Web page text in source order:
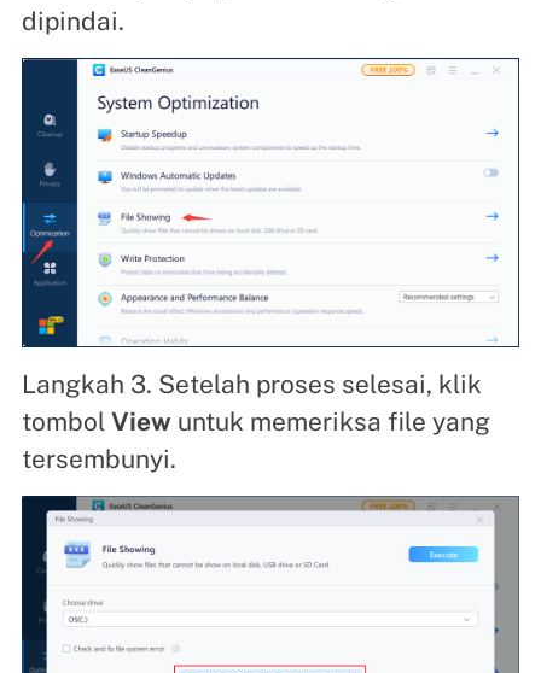
dipindai.
Langkah 3. Setelah proses selesai, klik
tombol View untuk memeriksa file yang
tersembunyi.